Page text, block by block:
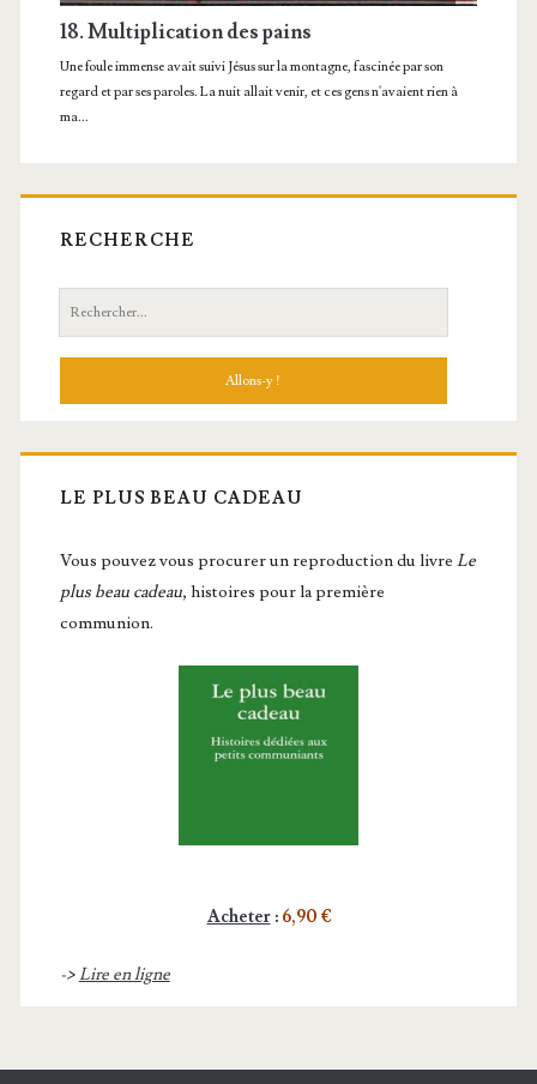
RECHERCHE
Recherche:
LE PLUS BEAU CADEAU
Vous pou­vez vous pro­cu­rer un repro­duc­tion du livre Le
plus beau cadeau, histoires pour la première
communion.
Acheter: 6,90 €
->Lire en ligne